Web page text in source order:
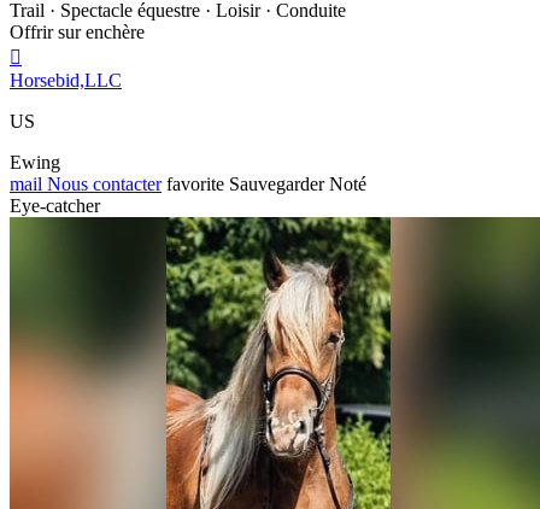
Trail · Spectacle équestre · Loisir · Conduite
Offrir sur enchère

Horsebid,LLC
US
Ewing
mail Nous contacter favorite Sauvegarder Noté
Eye-catcher